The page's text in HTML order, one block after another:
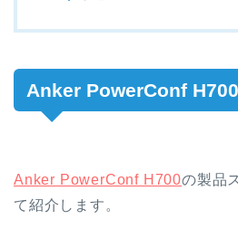
Anker PowerConf
Anker PowerConf H700の製品
て紹介します。